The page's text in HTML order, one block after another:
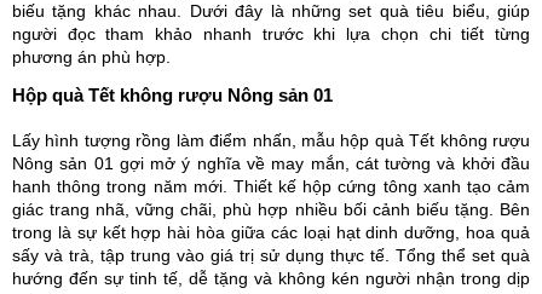
biếu tặng khác nhau. Dưới đây là những set quà tiêu biểu, giúp
người đọc tham khảo nhanh trước khi lựa chọn chi tiết từng
phương án phù hợp.
Hộp quà Tết không rượu Nông sản 01
Lấy hình tượng rồng làm điểm nhấn, mẫu hộp quà Tết không rượu
Nông sản 01 gợi mở ý nghĩa về may mắn, cát tường và khởi đầu
hanh thông trong năm mới. Thiết kế hộp cứng tông xanh tạo cảm
giác trang nhã, vững chãi, phù hợp nhiều bối cảnh biếu tặng. Bên
trong là sự kết hợp hài hòa giữa các loại hạt dinh dưỡng, hoa quả
sấy và trà, tập trung vào giá trị sử dụng thực tế. Tổng thể set quà
hướng đến sự tinh tế, dễ tặng và không kén người nhận trong dịp